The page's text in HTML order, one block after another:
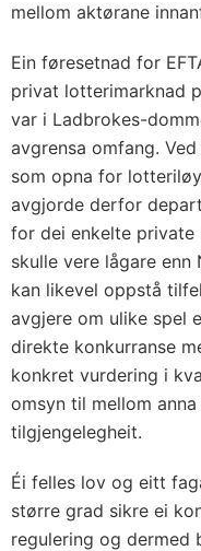
mellom aktørane
Ein føresetnad for
privat lotterimarknad
var i Ladbrokes-
avgrensa omfang.
som opna for
avgjorde derfor
for dei enkelte
skulle vere lågare
kan likevel oppstå
avgjere om ulike spel
direkte konkurranse
konkret vurdering i
omsyn til mellom
tilgjengelegheit.
Éi felles lov og eitt
større grad sikre ei
regulering og dermed